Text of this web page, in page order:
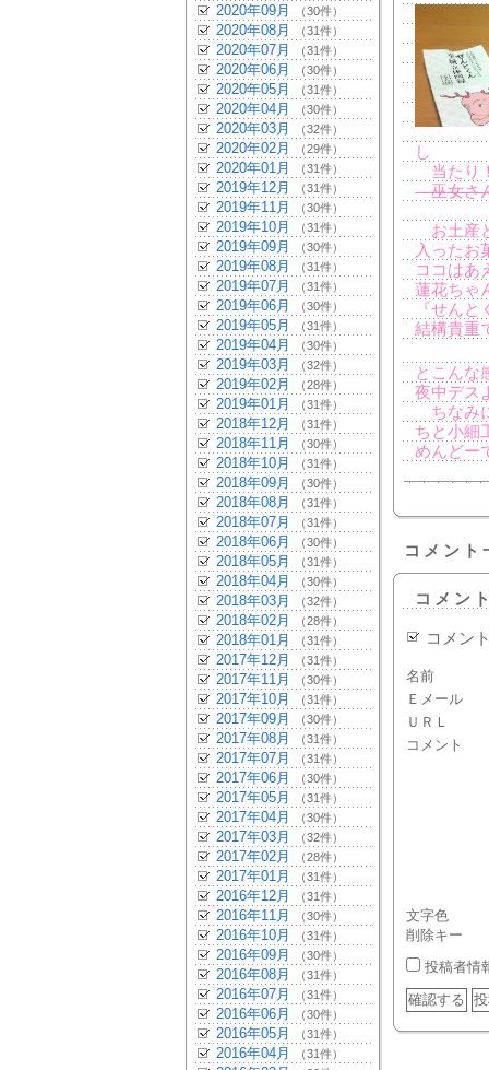
2020年09月 （30件）
2020年08月 （31件）
2020年07月 （31件）
2020年06月 （30件）
2020年05月 （31件）
2020年04月 （30件）
2020年03月 （32件）
2020年02月 （29件）
2020年01月 （31件）
2019年12月 （31件）
2019年11月 （30件）
2019年10月 （31件）
2019年09月 （30件）
2019年08月 （31件）
2019年07月 （31件）
2019年06月 （30件）
2019年05月 （31件）
2019年04月 （30件）
2019年03月 （32件）
2019年02月 （28件）
2019年01月 （31件）
2018年12月 （31件）
2018年11月 （30件）
2018年10月 （31件）
2018年09月 （30件）
2018年08月 （31件）
2018年07月 （31件）
2018年06月 （30件）
2018年05月 （31件）
2018年04月 （30件）
2018年03月 （32件）
2018年02月 （28件）
2018年01月 （31件）
2017年12月 （31件）
2017年11月 （30件）
2017年10月 （31件）
2017年09月 （30件）
2017年08月 （31件）
2017年07月 （31件）
2017年06月 （30件）
2017年05月 （31件）
2017年04月 （30件）
2017年03月 （32件）
2017年02月 （28件）
2017年01月 （31件）
2016年12月 （31件）
2016年11月 （30件）
2016年10月 （31件）
2016年09月 （30件）
2016年08月 （31件）
2016年07月 （31件）
2016年06月 （30件）
2016年05月 （31件）
2016年04月 （31件）
し
当たり
巫女さ
お土産
入ったお
ココはあ
蓮花ちゃ
『せん
結構貴重
とこんな
夜中デス
ちなみ
ちと小細
めんどー
コメント
コメン
コメン
名前
Ｅメール
ＵＲＬ
コメント
文字色
削除キー
投稿者情